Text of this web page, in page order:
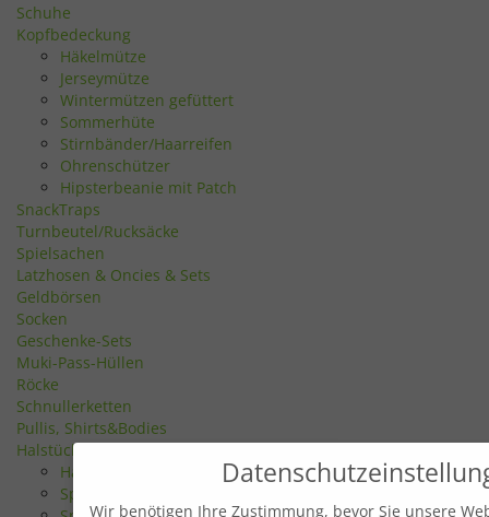
Schuhe
Kopfbedeckung
Häkelmütze
Jerseymütze
Wintermützen gefüttert
Sommerhüte
Stirnbänder/Haarreifen
Ohrenschützer
Hipsterbeanie mit Patch
SnackTraps
Turnbeutel/Rucksäcke
Spielsachen
Latzhosen & Oncies & Sets
Geldbörsen
Socken
Geschenke-Sets
Muki-Pass-Hüllen
Röcke
Schnullerketten
Pullis, Shirts&Bodies
Halstücher/Spucktücher
Halstücher
Spucktücher
Wir benötigen Ihre Zustimmung, bevor Sie unsere